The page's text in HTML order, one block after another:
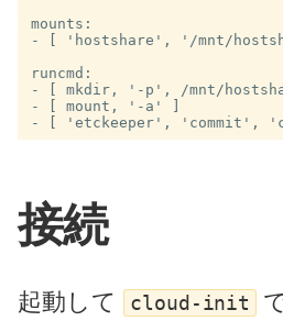
mounts:
- [ 'hostshare', '/mnt/
runcmd:
- [ mkdir, '-p', /mnt/
- [ mount, '-a' ]
接続
起動して cloud-init